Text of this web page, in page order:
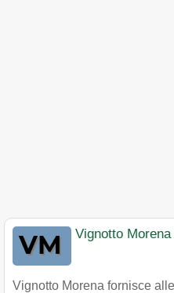
Vignotto Morena
Vignotto Morena fornisce